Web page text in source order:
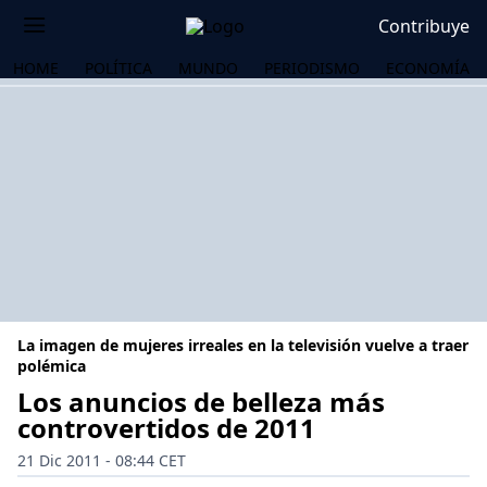
Contribuye
HOME POLÍTICA MUNDO PERIODISMO ECONOMÍA
La imagen de mujeres irreales en la televisión vuelve a traer
polémica
Los anuncios de belleza más
controvertidos de 2011
21 Dic 2011 - 08:44 CET